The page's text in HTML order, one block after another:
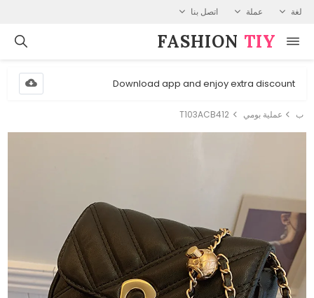
لغة عملة اتصل بنا
FASHION⁠ TIY
Download app and enjoy extra discount
ب عملية بومي T103ACB412